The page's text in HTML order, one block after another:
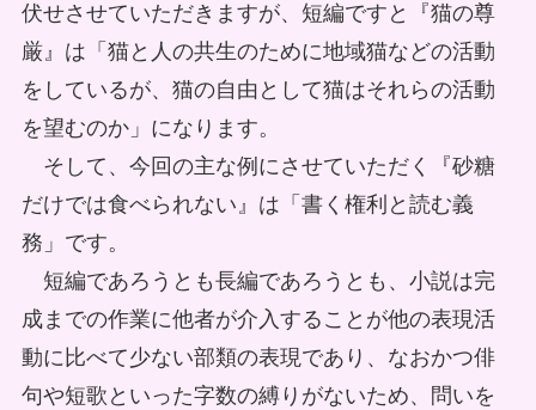
伏せさせていただきますが、短編ですと『猫の尊
厳』は「猫と人の共生のために地域猫などの活動
をしているが、猫の自由として猫はそれらの活動
を望むのか」になります。
そして、今回の主な例にさせていただく『砂糖
だけでは食べられない』は「書く権利と読む義
務」です。
短編であろうとも長編であろうとも、小説は完
成までの作業に他者が介入することが他の表現活
動に比べて少ない部類の表現であり、なおかつ俳
句や短歌といった字数の縛りがないため、問いを